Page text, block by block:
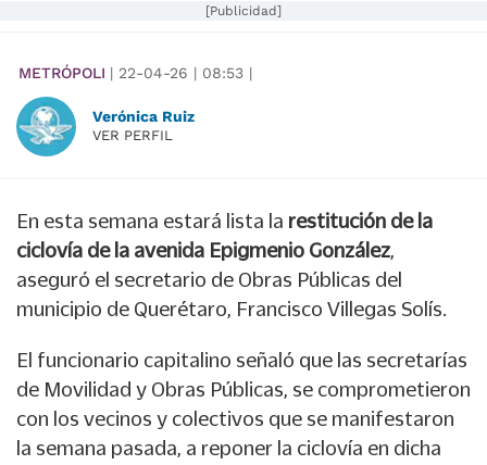
[Publicidad]
METRÓPOLI | 22-04-26 | 08:53 |
Verónica Ruiz
VER PERFIL
En esta semana estará lista la restitución de la
ciclovía de la avenida Epigmenio González,
aseguró el secretario de Obras Públicas del
municipio de Querétaro, Francisco Villegas Solís.
El funcionario capitalino señaló que las secretarías
de Movilidad y Obras Públicas, se comprometieron
con los vecinos y colectivos que se manifestaron
la semana pasada, a reponer la ciclovía en dicha